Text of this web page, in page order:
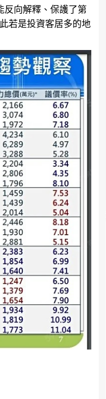
反向解釋、保護了第
若是投資客居多的地